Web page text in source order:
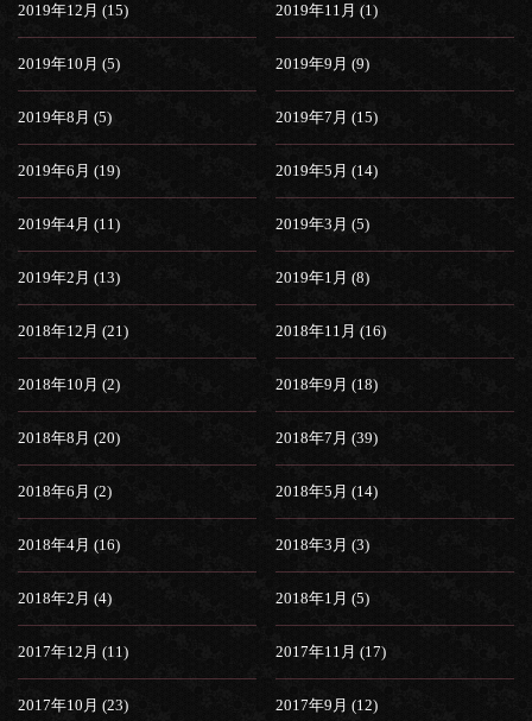
2019年12月 (15) 2019年11月 (1)
2019年10月 (5) 2019年9月 (9)
2019年8月 (5) 2019年7月 (15)
2019年6月 (19) 2019年5月 (14)
2019年4月 (11) 2019年3月 (5)
2019年2月 (13) 2019年1月 (8)
2018年12月 (21) 2018年11月 (16)
2018年10月 (2) 2018年9月 (18)
2018年8月 (20) 2018年7月 (39)
2018年6月 (2) 2018年5月 (14)
2018年4月 (16) 2018年3月 (3)
2018年2月 (4) 2018年1月 (5)
2017年12月 (11) 2017年11月 (17)
2017年10月 (23) 2017年9月 (12)